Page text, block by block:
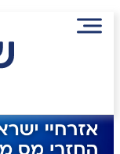
הירשמו
שם מלא
פעולה נדרשת